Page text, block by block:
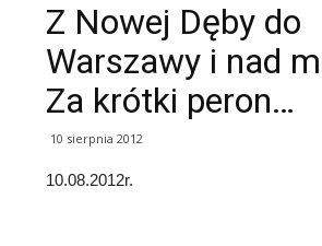
Z Nowej Dęby do
Warszawy i nad
Za krótki peron…
10 sierpnia 2012
10.08.2012r.